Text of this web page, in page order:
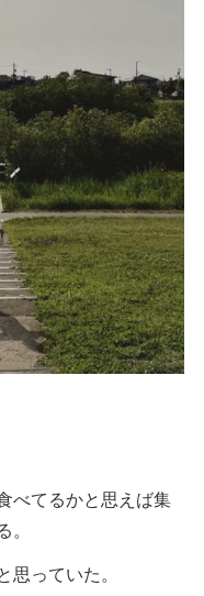
べてるかと思えば集
っていた。